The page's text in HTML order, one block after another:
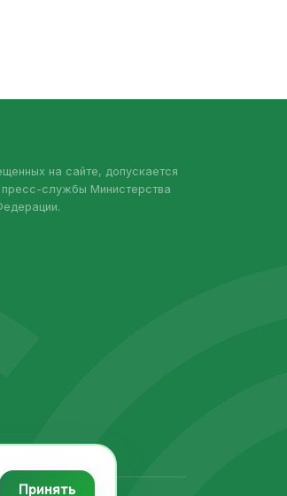
на сайте, допускается
службы Министерства
Принять